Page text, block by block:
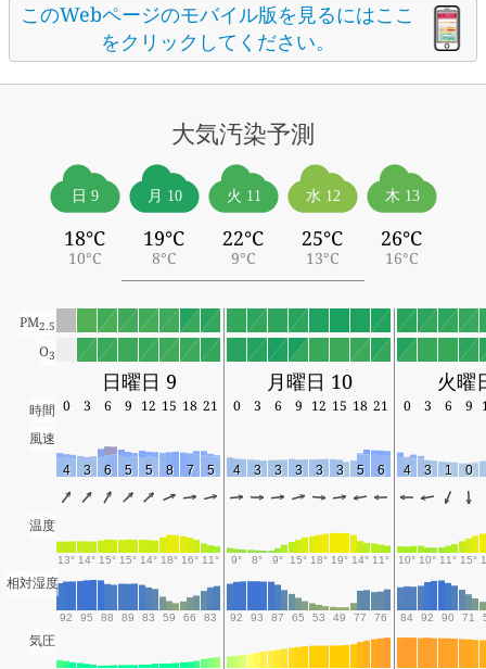
このWebページのモバイル版を見るにはここ
をクリックしてください。
大気汚染予測
日 9
18°C
10°C
月 10
19°C
8°C
火 11
22°C
9°C
水 12
25°C
13°C
木 13
26°C
16°C
PM2.5
O3
日曜日 9 月曜日 10 火曜
時間 0 3 6 9 12 15 18 21 0 3 6 9 12 15 18 21 0 3 6 9
風速
4 3 6 5 5 8 7 5 4 3 3 3 3 3 5 6 4 3 1 0
温度
13° 14° 15° 15° 14° 18° 16° 11° 9° 8° 9° 15° 18° 19° 14° 11° 10° 10° 11° 15°
相対湿度
92 95 88 89 83 59 66 83 92 93 87 65 53 49 77 76 84 92 90 71
気圧